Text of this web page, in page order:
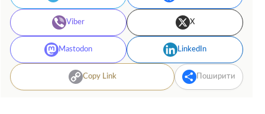
Viber X
Mastodon LinkedIn
Copy Link Поширити